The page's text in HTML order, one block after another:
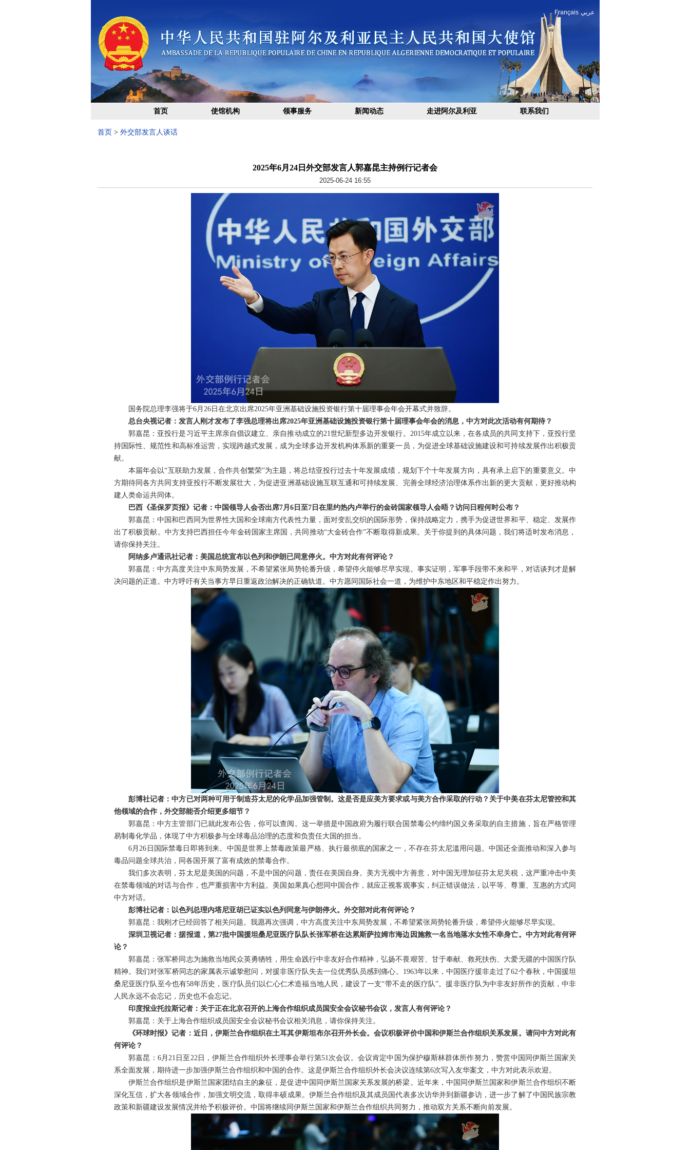
Français عربي
首页 使馆机构 领事服务 新闻动态 走进阿尔及利亚 联系我们
首页 > 外交部发言人谈话
2025年6月24日外交部发言人郭嘉昆主持例行记者会
2025-06-24 16:55
国务院总理李强将于6月26日在北京出席2025年亚洲基础设施投资银行第十届理事会年会开幕式并致辞。
总台央视记者：发言人刚才发布了李强总理将出席2025年亚洲基础设施投资银行第十届理事会年会的消息，中方对此次活动有何期待？
郭嘉昆：亚投行是习近平主席亲自倡议建立、亲自推动成立的21世纪新型多边开发银行。2015年成立以来，在各成员的共同支持下，亚投行坚
持国际性、规范性和高标准运营，实现跨越式发展，成为全球多边开发机构体系新的重要一员，为促进全球基础设施建设和可持续发展作出积极贡
献。
本届年会以“互联助力发展，合作共创繁荣”为主题，将总结亚投行过去十年发展成绩，规划下个十年发展方向，具有承上启下的重要意义。中
方期待同各方共同支持亚投行不断发展壮大，为促进亚洲基础设施互联互通和可持续发展、完善全球经济治理体系作出新的更大贡献，更好推动构
建人类命运共同体。
巴西《圣保罗页报》记者：中国领导人会否出席7月6日至7日在里约热内卢举行的金砖国家领导人会晤？访问日程何时公布？
郭嘉昆：中国和巴西同为世界性大国和全球南方代表性力量，面对变乱交织的国际形势，保持战略定力，携手为促进世界和平、稳定、发展作
出了积极贡献。中方支持巴西担任今年金砖国家主席国，共同推动“大金砖合作”不断取得新成果。关于你提到的具体问题，我们将适时发布消息，
请你保持关注。
阿纳多卢通讯社记者：美国总统宣布以色列和伊朗已同意停火。中方对此有何评论？
郭嘉昆：中方高度关注中东局势发展，不希望紧张局势轮番升级，希望停火能够尽早实现。事实证明，军事手段带不来和平，对话谈判才是解
决问题的正道。中方呼吁有关当事方早日重返政治解决的正确轨道。中方愿同国际社会一道，为维护中东地区和平稳定作出努力。
彭博社记者：中方已对两种可用于制造芬太尼的化学品加强管制。这是否是应美方要求或与美方合作采取的行动？关于中美在芬太尼管控和其
他领域的合作，外交部能否介绍更多细节？
郭嘉昆：中方主管部门已就此发布公告，你可以查阅。这一举措是中国政府为履行联合国禁毒公约缔约国义务采取的自主措施，旨在严格管理
易制毒化学品，体现了中方积极参与全球毒品治理的态度和负责任大国的担当。
6月26日国际禁毒日即将到来。中国是世界上禁毒政策最严格、执行最彻底的国家之一，不存在芬太尼滥用问题。中国还全面推动和深入参与
毒品问题全球共治，同各国开展了富有成效的禁毒合作。
我们多次表明，芬太尼是美国的问题，不是中国的问题，责任在美国自身。美方无视中方善意，对中国无理加征芬太尼关税，这严重冲击中美
在禁毒领域的对话与合作，也严重损害中方利益。美国如果真心想同中国合作，就应正视客观事实，纠正错误做法，以平等、尊重、互惠的方式同
中方对话。
彭博社记者：以色列总理内塔尼亚胡已证实以色列同意与伊朗停火。外交部对此有何评论？
郭嘉昆：我刚才已经回答了相关问题。我愿再次强调，中方高度关注中东局势发展，不希望紧张局势轮番升级，希望停火能够尽早实现。
深圳卫视记者：据报道，第27批中国援坦桑尼亚医疗队队长张军桥在达累斯萨拉姆市海边因施救一名当地落水女性不幸身亡。中方对此有何评
论？
郭嘉昆：张军桥同志为施救当地民众英勇牺牲，用生命践行中非友好合作精神，弘扬不畏艰苦、甘于奉献、救死扶伤、大爱无疆的中国医疗队
精神。我们对张军桥同志的家属表示诚挚慰问，对援非医疗队失去一位优秀队员感到痛心。1963年以来，中国医疗援非走过了62个春秋，中国援坦
桑尼亚医疗队至今也有58年历史，医疗队员们以仁心仁术造福当地人民，建设了一支“带不走的医疗队”。援非医疗队为中非友好所作的贡献，中非
人民永远不会忘记，历史也不会忘记。
印度报业托拉斯记者：关于正在北京召开的上海合作组织成员国安全会议秘书会议，发言人有何评论？
郭嘉昆：关于上海合作组织成员国安全会议秘书会议相关消息，请你保持关注。
《环球时报》记者：近日，伊斯兰合作组织在土耳其伊斯坦布尔召开外长会。会议积极评价中国和伊斯兰合作组织关系发展。请问中方对此有
何评论？
郭嘉昆：6月21日至22日，伊斯兰合作组织外长理事会举行第51次会议。会议肯定中国为保护穆斯林群体所作努力，赞赏中国同伊斯兰国家关
系全面发展，期待进一步加强伊斯兰合作组织和中国的合作。这是伊斯兰合作组织外长会决议连续第6次写入友华案文，中方对此表示欢迎。
伊斯兰合作组织是伊斯兰国家团结自主的象征，是促进中国同伊斯兰国家关系发展的桥梁。近年来，中国同伊斯兰国家和伊斯兰合作组织不断
深化互信，扩大各领域合作，加强文明交流，取得丰硕成果。伊斯兰合作组织及其成员国代表多次访华并到新疆参访，进一步了解了中国民族宗教
政策和新疆建设发展情况并给予积极评价。中国将继续同伊斯兰国家和伊斯兰合作组织共同努力，推动双方关系不断向前发展。